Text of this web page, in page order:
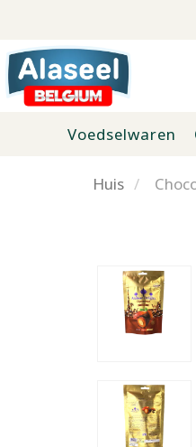
Voedselwaren
Huis